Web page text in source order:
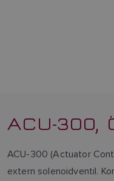
ACU-300,
ACU-300 (Actuator
extern solenoidventil.